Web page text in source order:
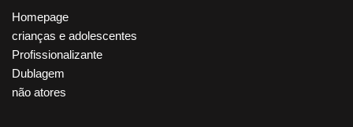
Homepage
crianças e adolescentes
Profissionalizante
Dublagem
não atores